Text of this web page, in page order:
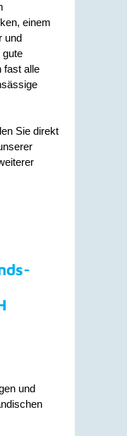
einem
und
gute
fast alle
Sie direkt
und